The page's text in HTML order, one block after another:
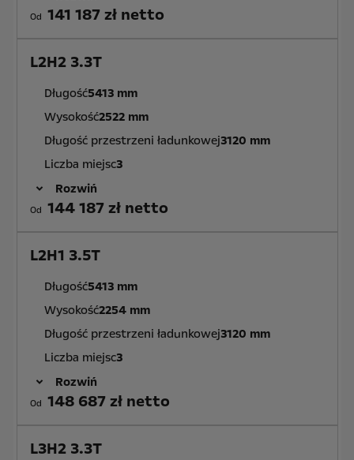
Od 141 187 zł netto
L2H2 3.3T
Długość5413 mm
Wysokość2522 mm
Długość przestrzeni ładunkowej3120 mm
Liczba miejsc3
Rozwiń
Od 144 187 zł netto
L2H1 3.5T
Długość5413 mm
Wysokość2254 mm
Długość przestrzeni ładunkowej3120 mm
Liczba miejsc3
Rozwiń
Od 148 687 zł netto
L3H2 3.3T